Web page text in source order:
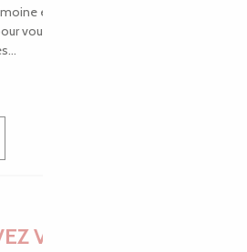
et notre histoire. Nous
vous, notre top des chapelles,
VOS ENVIES